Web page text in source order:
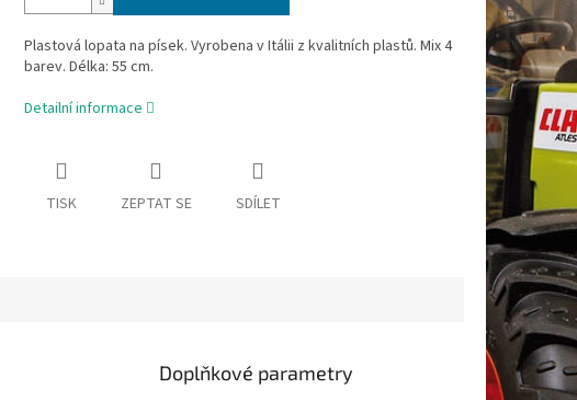
Plastová lopata na písek. Vyrobena v Itálii z kvalitních plastů. Mix 4
barev. Délka: 55 cm.
Detailní informace
TISK ZEPTAT SE SDÍLET
Doplňkové parametry